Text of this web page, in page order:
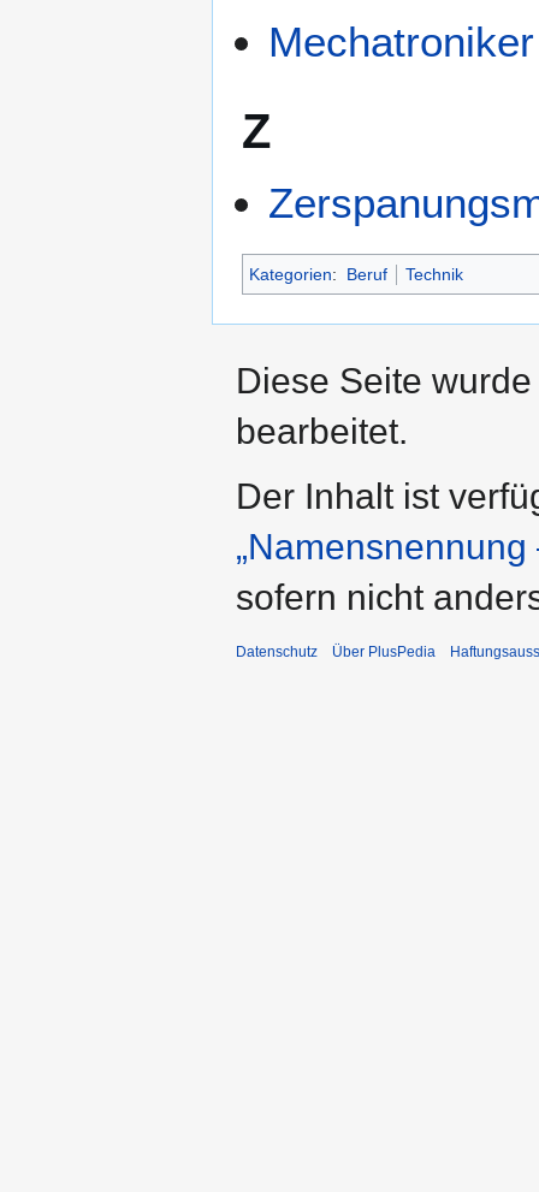
Mechatroniker
Z
Kategorien: Beruf Technik
Diese Seite
bearbeitet.
Der Inhalt ist
sofern nicht
Datenschutz Über PlusPedia